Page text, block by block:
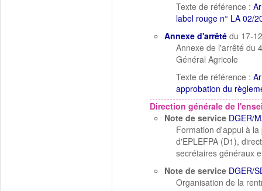
Texte de référence :
label rouge n° LA 02/
Annexe d'arrêté du 17-
Annexe de l'arrêté du
Général Agricole
Texte de référence :
approbation du
Direction générale de
Note de service DGER/
Formation d'appui à
d'EPLEFPA (D1),
secrétaires généraux
Note de service DGER/
Organisation de la